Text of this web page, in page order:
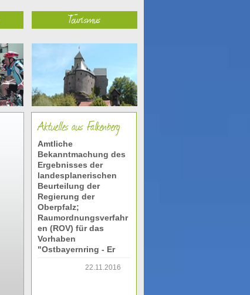
Tourismus
Aktuelles aus Falkenberg
Amtliche
Bekanntmachung des
Ergebnisses der
landesplanerischen
Beurteilung der
Regierung der
Oberpfalz;
Raumordnungsverfahr
en (ROV) für das
Vorhaben
"Ostbayernring - Er
22.11.2016